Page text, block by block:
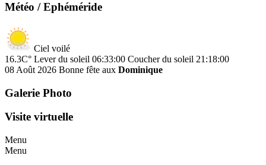
Météo / Ephéméride
Ciel voilé
16.3C° Lever du soleil 06:33:00 Coucher du soleil 21:18:00
08 Août 2026 Bonne fête aux Dominique
Galerie Photo
Visite virtuelle
Menu
Menu